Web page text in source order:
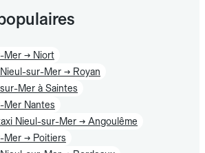
Mer → Niort
sur-Mer → Royan
Mer à Saintes
Mer Nantes
Nieul-sur-Mer → Angoulême
Mer → Poitiers